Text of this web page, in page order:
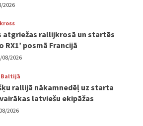
2026
atgriežas rallijkrosā un startēs
RX1’ posmā Francijā
08/2026
Baltijā
rallijā nākamnedēļ uz starta
latviešu ekipāžas
2026